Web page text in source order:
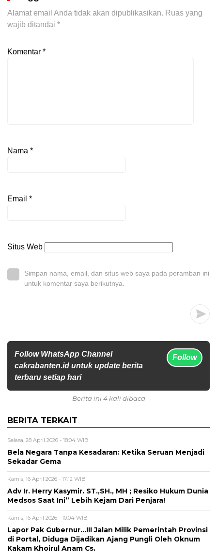
Alamat email Anda tidak akan dipublikasikan. Ruas yang
wajib ditandai *
Komentar *
Nama *
Email *
Situs Web
Simpan nama, email, dan situs web saya pada peramban ini
untuk komentar saya berikutnya.
Follow WhatsApp Channel
cakrabanten.id untuk update berita
terbaru setiap hari
Follow
Berita ini 4 kali dibaca
BERITA TERKAIT
Selasa, 28 April 2026 - 18:04 WIB
Bela Negara Tanpa Kesadaran: Ketika Seruan Menjadi
Sekadar Gema
Kamis, 16 April 2026 - 17:12 WIB
Adv Ir. Herry Kasymir. ST.,SH., MH ; Resiko Hukum Dunia
Medsos Saat Ini” Lebih Kejam Dari Penjara!
Kamis, 16 April 2026 - 10:04 WIB
Lapor Pak Gubernur…!!! Jalan Milik Pemerintah Provinsi
di Portal, Diduga Dijadikan Ajang Pungli Oleh Oknum
Kakam Khoirul Anam Cs.